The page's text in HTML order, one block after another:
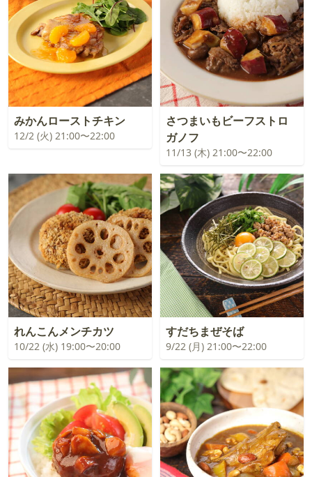
みかんローストチキン
12/2 (火) 21:00〜22:00
さつまいもビーフストロ
ガノフ
11/13 (木) 21:00〜22:00
れんこんメンチカツ
10/22 (水) 19:00〜20:00
すだちまぜそば
9/22 (月) 21:00〜22:00